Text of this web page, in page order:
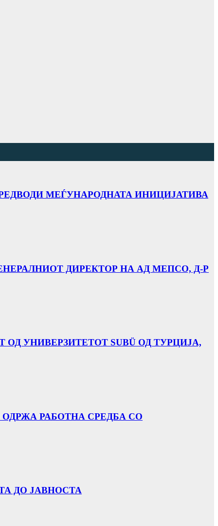
МЕЃУНАРОДНАТА ИНИЦИЈАТИВА
ДИРЕКТОР НА АД МЕПСО, Д-Р
УНИВЕРЗИТЕТОТ SUBÜ ОД ТУРЦИЈА,
РАБОТНА СРЕДБА СО
ДО ЈАВНОСТА